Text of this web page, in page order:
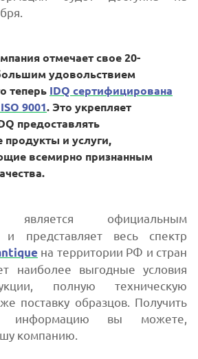
отмечает свое 20-
удовольствием
теперь IDQ сертифицирована
9001. Это укрепляет
предоставлять
продукты и услуги,
всемирно признанным
официальным
и представляет весь спектр
на территории РФ и стран
наиболее выгодные условия
полную техническую
поставку образцов. Получить
информацию вы можете,
компанию.